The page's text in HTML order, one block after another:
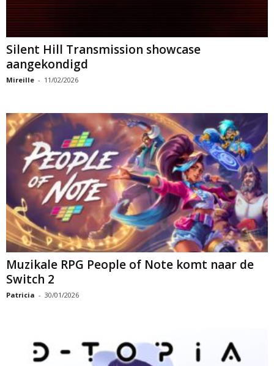
Silent Hill Transmission showcase
aangekondigd
Mireille - 11/02/2026
Muzikale RPG People of Note komt naar de
Switch 2
Patricia - 30/01/2026